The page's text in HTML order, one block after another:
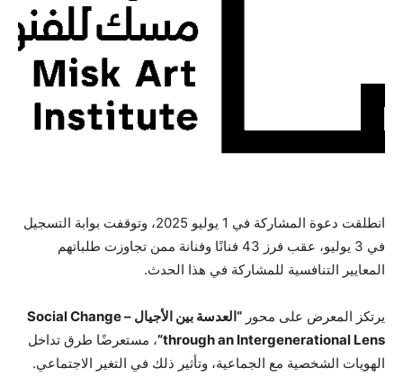
انطلقت دعوة المشاركة في 1 يوليو 2025، وتوقفت بوابة التسجيل
في 3 يوليو، عقب فرز 43 فنانًا وفنانة ممن تجاوزت طلباتهم
المعايير التنافسية للمشاركة في هذا الحدث.
يرتكز المعرض على محور
“العدسة بين الأجيال – Social Change
through an Intergenerational Lens” ، مستعرضًا طرق تداخل
الهويات الشخصية مع الجماعية، وتأثير ذلك في التغير الاجتماعي.